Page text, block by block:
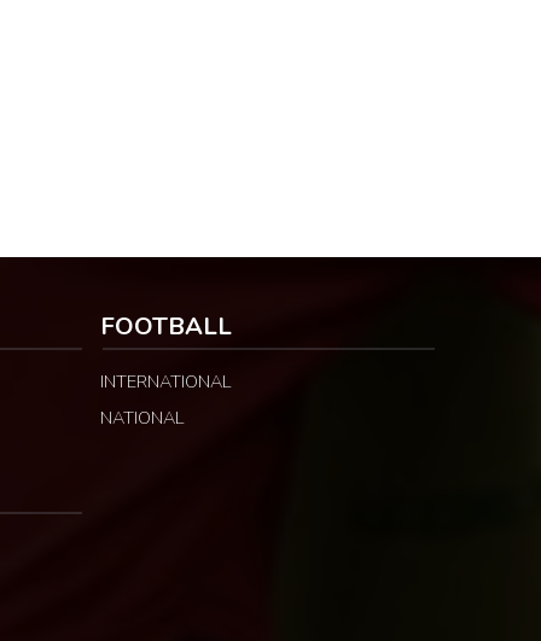
FOOTBALL
INTERNATIONAL
NATIONAL